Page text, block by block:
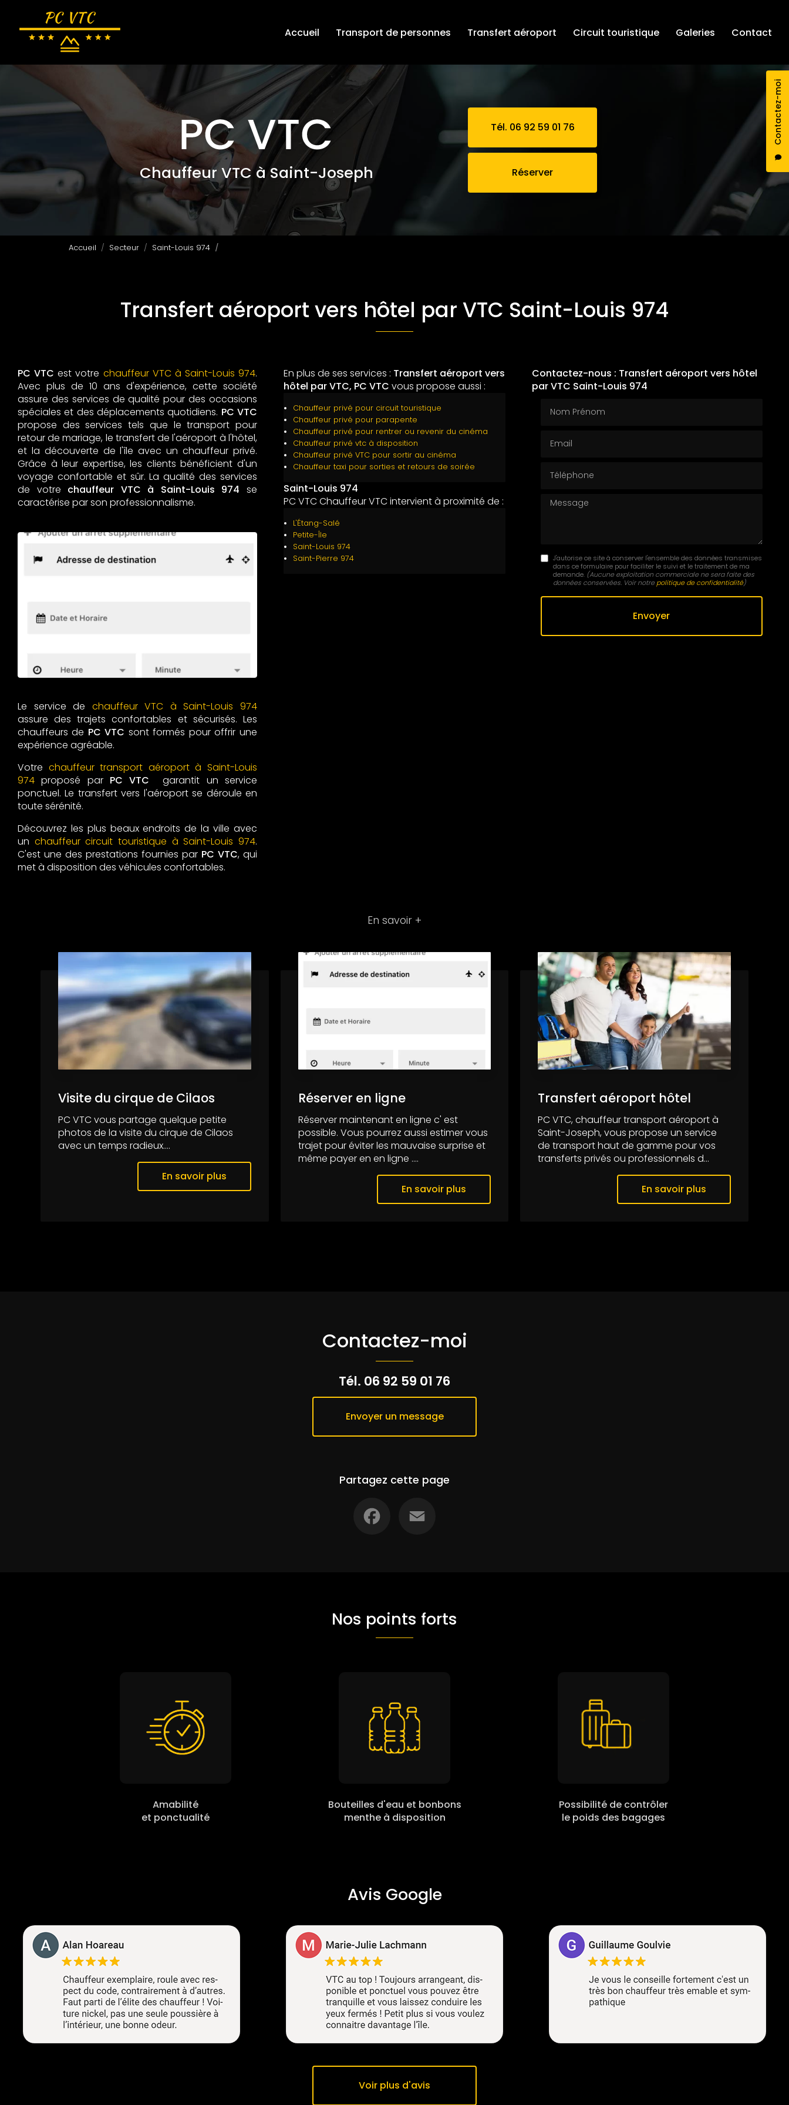
contenu
Contactez-moi
Accueil
Transport de personnes Transfert aéroport Circuit touristique Galeries Contact
Chauffeur VTC à Saint-Joseph
Tél. 06 92 59 01 76
Réserver
Accueil Secteur Saint-Louis 974
Transfert aéroport vers hôtel par VTC Saint-Louis 974
PC VTCest votre chauffeur VTC à Saint-Louis 974.
Avec plus de 10 ans d'expérience, cette société
assure des services de qualité pour des occasions
spéciales et des déplacements quotidiens. PC VTC
propose des services tels que le transport pour
retour de mariage, le transfert de l'aéroport à l'hôtel,
et la découverte de l'île avec un chauffeur privé.
Grâce à leur expertise, les clients bénéficient d'un
voyage confortable et sûr. La qualité des services
de votre chauffeur VTC à Saint-Louis 974 se
caractérise par son professionnalisme.
Le service de chauffeur VTC à Saint-Louis 974
assure des trajets confortables et sécurisés. Les
chauffeurs de PC VTC sont formés pour offrir une
expérience agréable.
Votre chauffeur transport aéroport à Saint-Louis
974 proposé par PC VTC
garantit un service
ponctuel. Le transfert vers l'aéroport se déroule en
toute sérénité.
Découvrez les plus beaux endroits de la ville avec
un chauffeur circuit touristique à Saint-Louis 974.
C'est une des prestations fournies par PC VTC, qui
met à disposition des véhicules confortables.
En plus de ses services : Transfert aéroport vers
hôtel par VTC, PC VTC vous propose aussi :
Chauffeur privé pour circuit touristique
Chauffeur privé pour parapente
Chauffeur privé pour rentrer ou revenir du cinéma
Chauffeur privé vtc à disposition
Chauffeur privé VTC pour sortir au cinéma
Chauffeur taxi pour sorties et retours de soirée
Saint-Louis 974
PC VTC Chauffeur VTC intervient à proximité de :
L'Étang-Salé
Petite-Île
Saint-Louis 974
Saint-Pierre 974
Contactez-nous : Transfert aéroport vers hôtel
par VTC Saint-Louis 974
Message
J'autorise ce site à conserver l'ensemble des données transmises
dans ce formulaire pour faciliter le suivi et le traitement de ma
demande. (Aucune exploitation commerciale ne sera faite des
données conservées. Voir notrepolitique de confidentialité)
En savoir +
Visite du cirque de Cilaos
PC VTC vous partage quelque petite
photos de la visite du cirque de Cilaos
avec un temps radieux....
En savoir plus
Réserver en ligne
Réserver maintenant en ligne c' est
possible. Vous pourrez aussi estimer vous
trajet pour éviter les mauvaise surprise et
même payer en en ligne ....
En savoir plus
Transfert aéroport hôtel
PC VTC, chauffeur transport aéroport à
Saint-Joseph, vous propose un service
de transport haut de gamme pour vos
transferts privés ou professionnels d...
En savoir plus
Contactez-moi
Tél. 06 92 59 01 76
Envoyer un message
Partagez cette page
Nos points forts
Amabilité
et ponctualité
Bouteilles d'eau et bonbons
menthe à disposition
Possibilité de contrôler
le poids des bagages
Avis Google
Voir plus d'avis